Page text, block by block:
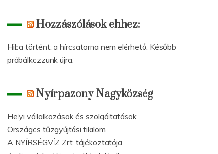
Hozzászólások ehhez:
Hiba történt: a hírcsatorna nem elérhető. Később
próbálkozzunk újra.
Nyírpazony Nagyközség
Helyi vállalkozások és szolgáltatások
Országos tűzgyújtási tilalom
A NYÍRSÉGVÍZ Zrt. tájékoztatója